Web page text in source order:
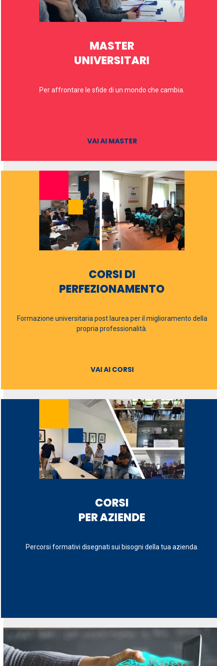
MASTER
UNIVERSITARI
Per affrontare le sfide di un mondo che cambia.
VAI AI MASTER
CORSI DI
PERFEZIONAMENTO
Formazione universitaria post laurea per il miglioramento della
propria professionalità.
VAI AI CORSI
CORSI
PER AZIENDE
Percorsi formativi disegnati sui bisogni della tua azienda.